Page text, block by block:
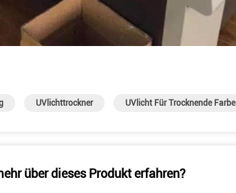
UVlichttrockner UVlicht Für Trocknende Farbe
über dieses Produkt erfahren?